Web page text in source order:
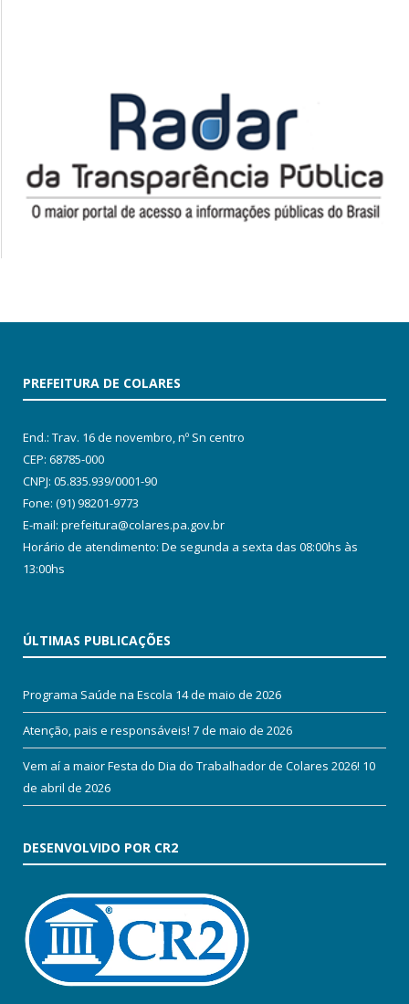
PREFEITURA DE COLARES
End.: Trav. 16 de novembro, nº Sn centro
CEP: 68785-000
CNPJ: 05.835.939/0001-90
Fone: (91) 98201-9773
E-mail: prefeitura@colares.pa.gov.br
Horário de atendimento: De segunda a sexta das 08:00hs às
13:00hs
ÚLTIMAS PUBLICAÇÕES
Programa Saúde na Escola 14 de maio de 2026
Atenção, pais e responsáveis! 7 de maio de 2026
Vem aí a maior Festa do Dia do Trabalhador de Colares 2026! 10
de abril de 2026
DESENVOLVIDO POR CR2